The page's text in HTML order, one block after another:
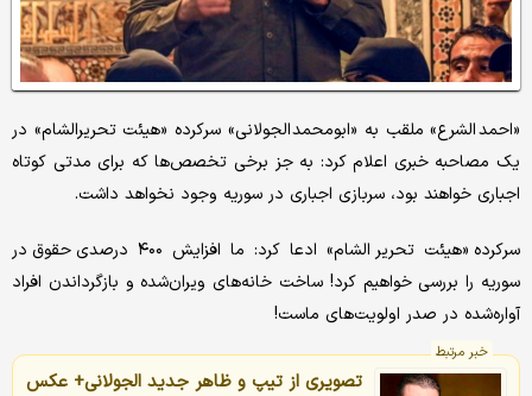
«احمد الشرع» ملقب به «ابومحمد الجولانی» سرکرده «هیئت تحریر‌الشام» در
یک مصاحبه خبری اعلام کرد: به جز برخی تخصص‌ها که برای مدتی کوتاه
اجباری خواهند بود، سربازی اجباری در سوریه وجود نخواهد داشت.
سرکرده «هیئت تحریر الشام» ادعا کرد: ما افزایش ۴۰۰ درصدی حقوق در
سوریه را بررسی خواهیم کرد! ساخت خانه‌های ویران‌شده و بازگرداندن افراد
آواره‌شده در صدر اولویت‌های ماست!
خبر مرتبط
تصویری از تیپ و ظاهر جدید الجولانی+ عکس